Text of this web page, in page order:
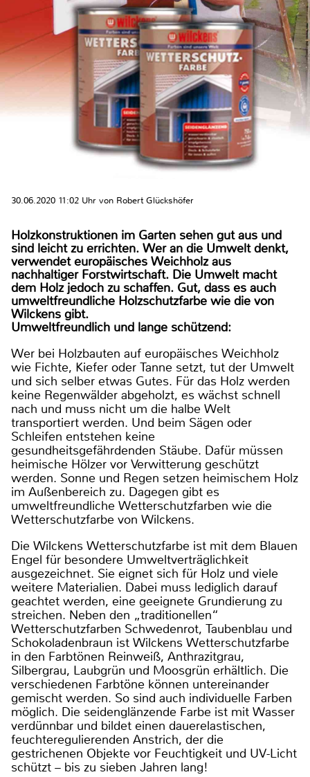
30.06.2020 11:02 Uhr von Robert Glückshöfer
Umweltfreundlich und lange schützend:
Holzkonstruktionen im Garten sehen gut aus und
sind leicht zu errichten. Wer an die Umwelt denkt,
verwendet europäisches Weichholz aus
nachhaltiger Forstwirtschaft. Die Umwelt macht
dem Holz jedoch zu schaffen. Gut, dass es auch
umweltfreundliche Holzschutzfarbe wie die von
Wilckens gibt.
Wer bei Holzbauten auf europäisches Weichholz
wie Fichte, Kiefer oder Tanne setzt, tut der Umwelt
und sich selber etwas Gutes. Für das Holz werden
keine Regenwälder abgeholzt, es wächst schnell
nach und muss nicht um die halbe Welt
transportiert werden. Und beim Sägen oder
Schleifen entstehen keine
gesundheitsgefährdenden Stäube. Dafür müssen
heimische Hölzer vor Verwitterung geschützt
werden. Sonne und Regen setzen heimischem Holz
im Außenbereich zu. Dagegen gibt es
umweltfreundliche Wetterschutzfarben wie die
Wetterschutzfarbe von Wilckens.
Die Wilckens Wetterschutzfarbe ist mit dem Blauen
Engel für besondere Umweltverträglichkeit
ausgezeichnet. Sie eignet sich für Holz und viele
weitere Materialien. Dabei muss lediglich darauf
geachtet werden, eine geeignete Grundierung zu
streichen. Neben den „traditionellen“
Wetterschutzfarben Schwedenrot, Taubenblau und
Schokoladenbraun ist Wilckens Wetterschutzfarbe
in den Farbtönen Reinweiß, Anthrazitgrau,
Silbergrau, Laubgrün und Moosgrün erhältlich. Die
verschiedenen Farbtöne können untereinander
gemischt werden. So sind auch individuelle Farben
möglich. Die seidenglänzende Farbe ist mit Wasser
verdünnbar und bildet einen dauerelastischen,
feuchteregulierenden Anstrich, der die
gestrichenen Objekte vor Feuchtigkeit und UV-Licht
schützt – bis zu sieben Jahren lang!